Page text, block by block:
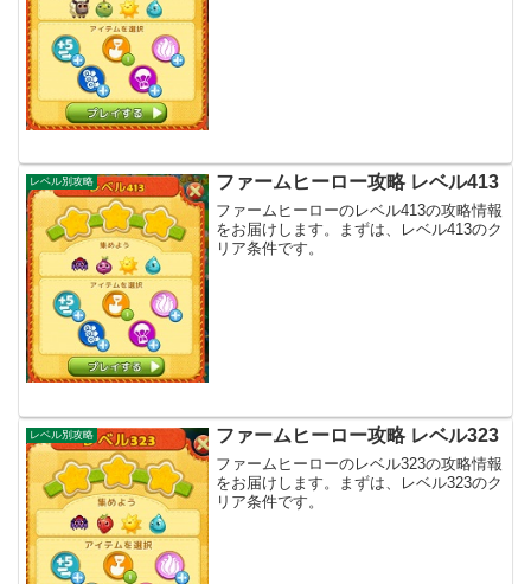
レベル別攻略 ファームヒーロー攻略 レベル413
ファームヒーローのレベル413の攻略情報
をお届けします。まずは、レベル413のク
リア条件です。
レベル別攻略 ファームヒーロー攻略 レベル323
ファームヒーローのレベル323の攻略情報
をお届けします。まずは、レベル323のク
リア条件です。